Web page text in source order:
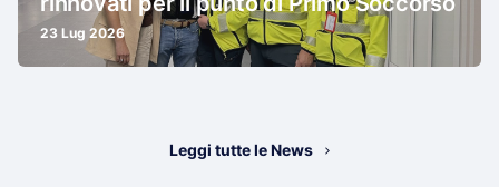
23 Lug 2026
Leggi tutte le News